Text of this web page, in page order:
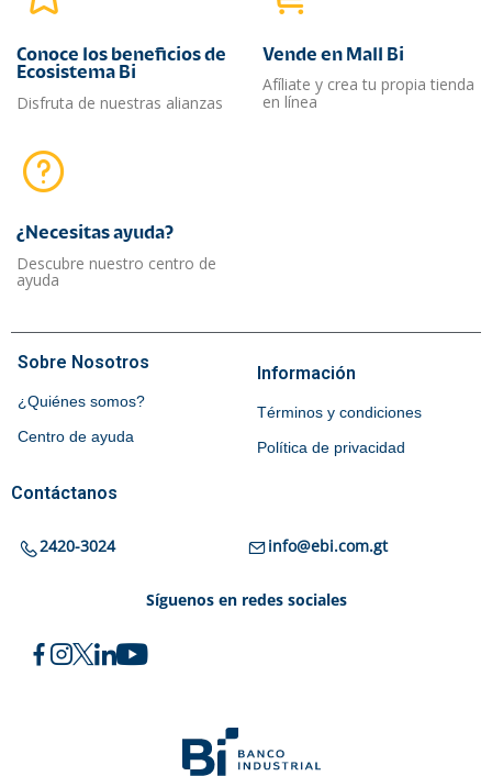
Conoce los beneficios de
Ecosistema Bi
Disfruta de nuestras alianzas
Vende en Mall Bi
Afíliate y crea tu propia tienda
en línea
¿Necesitas ayuda?​
Descubre nuestro centro de
ayuda
Sobre Nosotros
¿Quiénes somos?
Centro de ayuda
Información
Términos y condiciones
Política de privacidad
Contáctanos
2420-3024 info@ebi.com.gt
Síguenos en redes sociales